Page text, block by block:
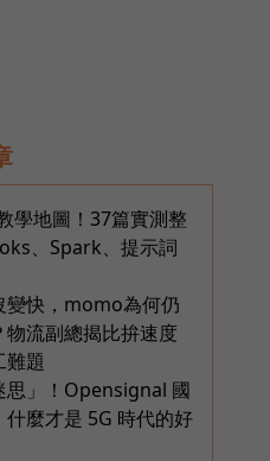
學地圖！37篇實測整
、Spark、提示詞
變快，momo為何仍
物流副總揭比拚速度
難題
思」！Opensignal 國
什麼才是 5G 時代的好